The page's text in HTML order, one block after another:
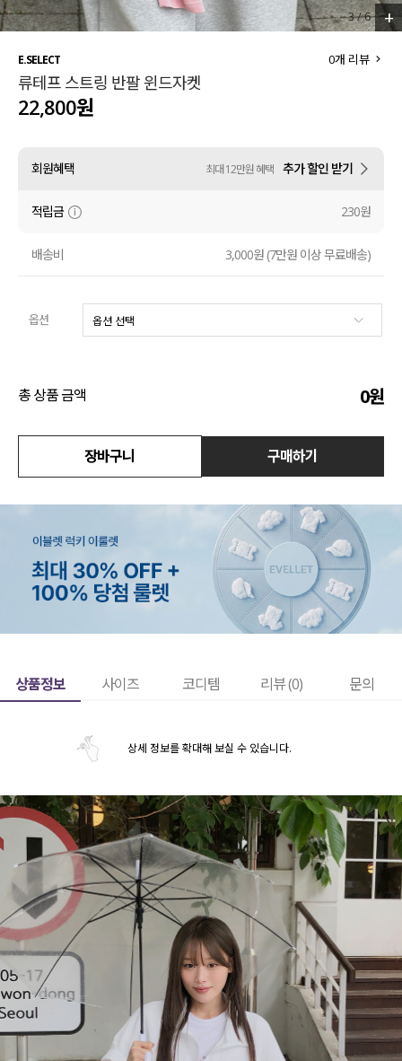
110사이즈
티셔츠
셔츠
원피스
니트
스커트 3/6 +
E.SELECT
류테프 스트링 반팔 윈드자켓
0개 리뷰
22,800원
회원혜택 최대 12만원 혜택 추가 할인 받기
적립금 230원
배송비 3,000원 (7만원 이상 무료배송)
옵션
총 상품 금액 0원
장바구니 구매하기
상품정보 사이즈 코디템 리뷰 (0) 문의
상세 정보를 확대해 보실 수 있습니다.